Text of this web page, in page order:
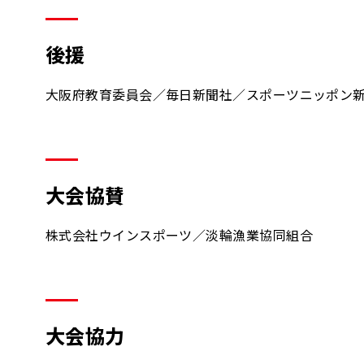
後援
大阪府教育委員会／毎日新聞社／スポーツニッポン
大会協賛
株式会社ウインスポーツ／淡輪漁業協同組合
大会協力